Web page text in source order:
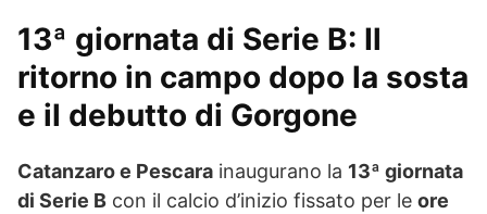
13ª giornata di Serie B: Il
ritorno in campo dopo la sosta
e il debutto di Gorgone
Catanzaro e Pescara inaugurano la 13ª giornata
di Serie B con il calcio d’inizio fissato per le ore